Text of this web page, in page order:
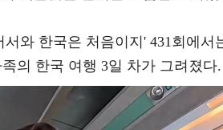
와 한국은 처음이지' 431회에서
의 한국 여행 3일 차가 그려졌다.